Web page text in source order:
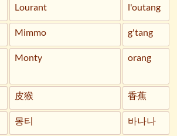
Lourant l'outang
Mimmo g'tang
Monty orang
皮猴 香蕉
몽티 바나나